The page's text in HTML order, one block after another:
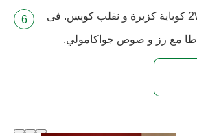
بعد 40 دقيقة, هنزود 1\2 كوباية كزبرة و نقلب كويس. فى
مع رز و صوص جواكامولي.